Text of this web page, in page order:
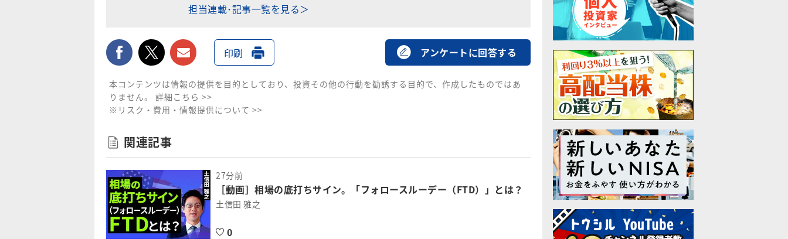
担当連載･記事一覧を見る＞
facebooktwitter メールで送る
印刷 アンケートに回答する
本コンテンツは情報の提供を目的としており、投資その他の行動を勧誘する目的で、作成したものではあ
りません。 詳細こちら >>
※リスク・費用・情報提供について >>
関連記事
27分前
［動画］相場の底打ちサイン。「フォロースルーデー（FTD）」とは？
土信田 雅之
0